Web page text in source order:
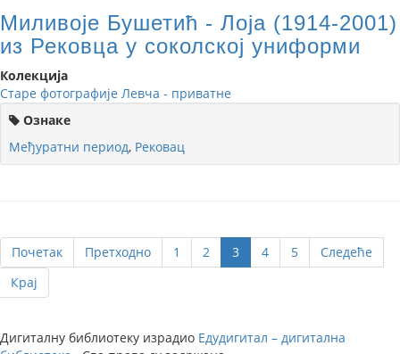
Миливоје Бушетић - Лоја (1914-2001)
из Рековца у соколској униформи
Колекција
Старе фотографије Левча - приватне
Ознаке
Међуратни период, Рековац
Почетак Претходно 1 2 3 4 5
Следеће
Крај
Дигиталну библиотеку израдио Едудигитал – дигитална